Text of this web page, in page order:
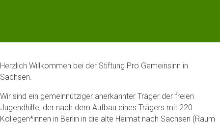
Herzlich Willkommen bei der Stiftung Pro Gemeinsinn in
Sachsen.
Wir sind ein gemeinnütziger anerkannter Träger der freien
Jugendhilfe, der nach dem Aufbau eines Trägers mit 220
Kollegen*innen in Berlin in die alte Heimat nach Sachsen (Raum